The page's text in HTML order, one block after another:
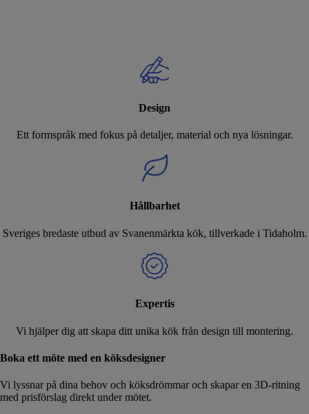
Design
Ett formspråk med fokus på detaljer, material och nya lösningar.
Hållbarhet
Sveriges bredaste utbud av Svanenmärkta kök, tillverkade i Tidaholm.
Expertis
Vi hjälper dig att skapa ditt unika kök från design till montering.
Boka ett möte med en köksdesigner
Vi lyssnar på dina behov och köksdrömmar och skapar en 3D-ritning
med prisförslag direkt under mötet.